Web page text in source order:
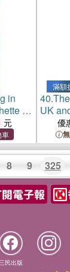
in
in
滿額
40.
UK
politics
優
8 9 325
三民出版